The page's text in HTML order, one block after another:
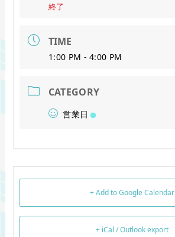
終了
TIME
1:00 PM - 4:00 PM
CATEGORY
営業日
+ Add to Google Calendar
+ iCal / Outlook export